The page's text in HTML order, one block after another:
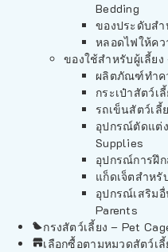
Bedding
ของประดับส
หลอดไฟให้ค
ของใช้สำหรับผู้เลี้ย
ผลิตภัณฑ์ทำค
กระเป๋าสัตว์เ
รถเข็นสัตว์เลี้
อุปกรณ์ตัดแต่
Supplies
อุปกรณ์การฝึ
แก็ดเจ็ตสำหรั
อุปกรณ์เสริม
Parents
กรงสัตว์เลี้ยง – Pet
เลือกซื้อตามหมวดสัตว์เ